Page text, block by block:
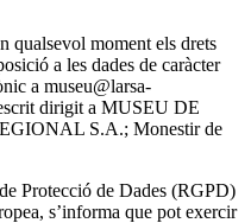
qualsevol moment els drets
a les dades de caràcter
a museu@larsa-
dirigit a MUSEU DE
S.A.; Monestir de
Protecció de Dades (RGPD)
s’informa que pot exercir